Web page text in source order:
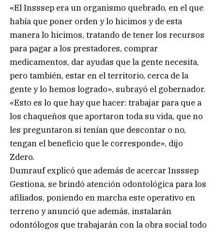
«El Insssep era un organismo quebrado, en el que
había que poner orden y lo hicimos y de esta
manera lo hicimos, tratando de tener los recursos
para pagar a los prestadores, comprar
medicamentos, dar ayudas que la gente necesita,
pero también, estar en el territorio, cerca de la
gente y lo hemos logrado», subrayó el gobernador.
«Esto es lo que hay que hacer: trabajar para que a
los chaqueños que aportaron toda su vida, que no
les preguntaron si tenían que descontar o no,
tengan el beneficio que le corresponde», dijo
Zdero.
Dumrauf explicó que además de acercar Insssep
Gestiona, se brindó atención odontológica para los
afiliados, poniendo en marcha este operativo en
terreno y anunció que además, instalarán
odontólogos que trabajarán con la obra social todo